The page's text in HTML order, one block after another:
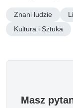
Znani ludzie
Kultura i Sztuka
Masz